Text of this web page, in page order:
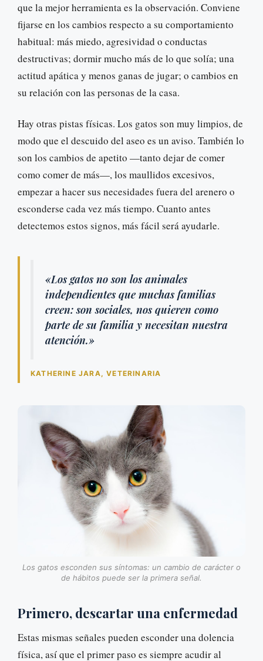
que la mejor herramienta es la observación. Conviene
fijarse en los cambios respecto a su comportamiento
habitual: más miedo, agresividad o conductas
destructivas; dormir mucho más de lo que solía; una
actitud apática y menos ganas de jugar; o cambios en
su relación con las personas de la casa.
Hay otras pistas físicas. Los gatos son muy limpios, de
modo que el descuido del aseo es un aviso. También lo
son los cambios de apetito —tanto dejar de comer
como comer de más—, los maullidos excesivos,
empezar a hacer sus necesidades fuera del arenero o
esconderse cada vez más tiempo. Cuanto antes
detectemos estos signos, más fácil será ayudarle.
«Los gatos no son los animales
independientes que muchas familias
creen: son sociales, nos quieren como
parte de su familia y necesitan nuestra
atención.»
KATHERINE JARA, VETERINARIA
Los gatos esconden sus síntomas: un cambio de carácter o
de hábitos puede ser la primera señal.
Primero, descartar una enfermedad
Estas mismas señales pueden esconder una dolencia
física, así que el primer paso es siempre acudir al